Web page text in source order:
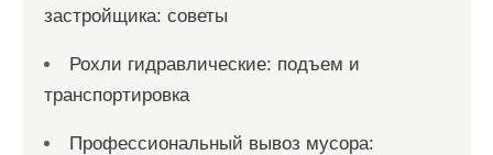
застройщика: советы
Рохли гидравлические: подъем и
транспортировка
Профессиональный вывоз мусора: